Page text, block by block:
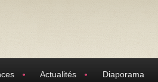
Actualités Diaporama